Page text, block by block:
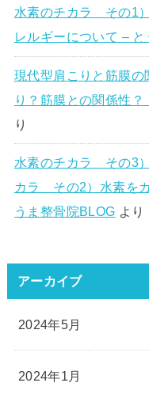
水素のチカラ その1
レルギーについて –
現代型肩こりと筋膜の
り？筋膜との関係性
り
水素のチカラ その3
カラ その2）水素を
うま整骨院BLOG より
アーカイブ
2024年5月
2024年1月